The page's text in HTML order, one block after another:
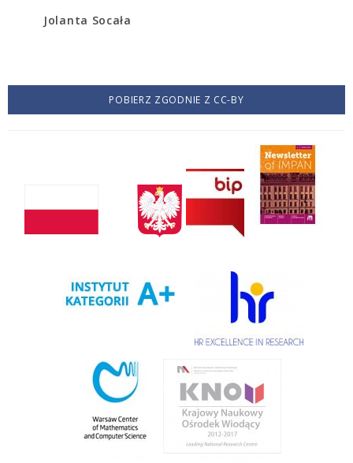
Jolanta Socała
POBIERZ ZGODNIE Z CC-BY